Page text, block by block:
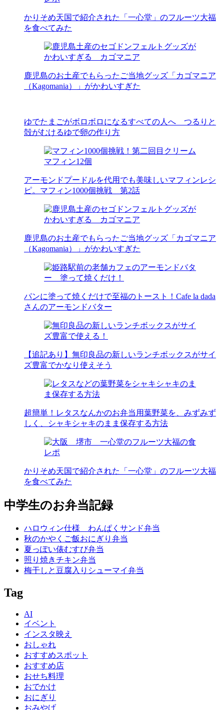
かりそめ天国で紹介された「一心堂」のフルーツ大福
を食べてみた
鹿児島のお土産でもらったご当地グッズ「カゴマニア
（Kagomania）」がかわいすぎた
ゆでたまごがボロボロになるすべての人へ つるりと
殻がむけるゆで卵の作り方
アーモンドプードルを代用でも美味しいマフィンレシ
ピ。マフィン1000個挑戦 第2話
鹿児島のお土産でもらったご当地グッズ「カゴマニア
（Kagomania）」がかわいすぎた
パンに塗って焼くだけで至福のトースト！Cafe la dada
さんのアーモンドバター
【追記あり】無印良品の新しいランチボックスがサイ
ズ豊富でかなり使えそう
超簡単！レタスなんかのお弁当用葉野菜を、みずみず
しく、シャキシャキのまま保存する方法
かりそめ天国で紹介された「一心堂」のフルーツ大福
を食べてみた
中学生のお弁当記録
ハロウィン仕様 わんぱくサンド弁当
秋のかやくご飯おにぎり弁当
夏っぽい俵むすび弁当
照り焼きチキン弁当
梅干しと豆腐入りシューマイ弁当
Tag
AI
イベント
インスタ映え
おしゃれ
おすすめスポット
おすすめ店
おせち料理
おでかけ
おにぎり
おみやげ